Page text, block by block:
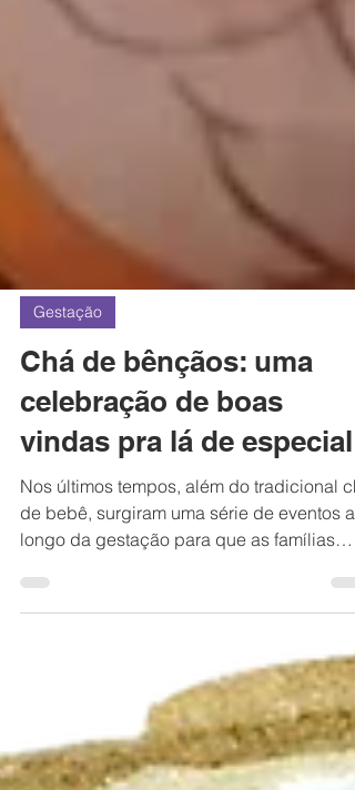
Gestação
Chá de bênçãos: uma
celebração de boas
vindas pra lá de especial
Nos últimos tempos, além do tradicional
longo da gestação para que as famílias
possam...